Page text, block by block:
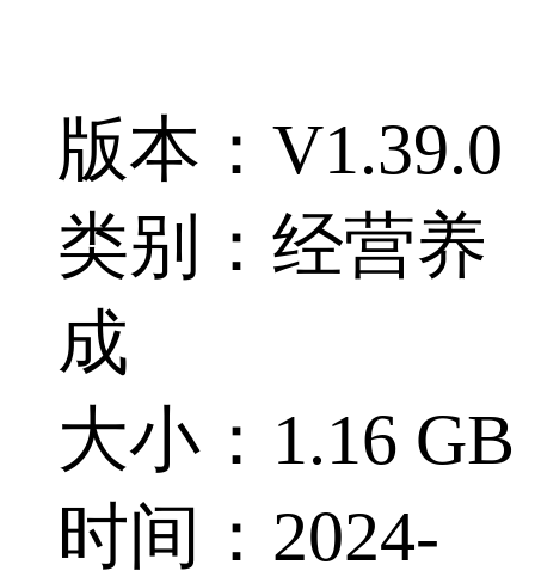
版本：V1.39.0
类别：经营养
成
大小：1.16 GB
时间：2024-